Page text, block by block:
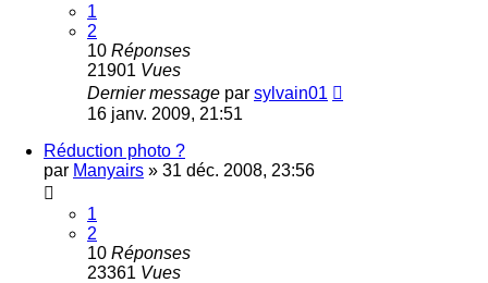
1
2
10 Réponses
21901 Vues
Dernier message par sylvain01
16 janv. 2009, 21:51
Réduction photo ?
par Manyairs » 31 déc. 2008, 23:56
1
2
10 Réponses
23361 Vues